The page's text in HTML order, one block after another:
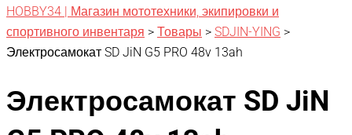
HOBBY34 | Магазин мототехники, экипировки и
спортивного инвентаря > Товары > SDJIN-YING >
Электросамокат SD JiN G5 PRO 48v 13ah
Электросамокат SD JiN